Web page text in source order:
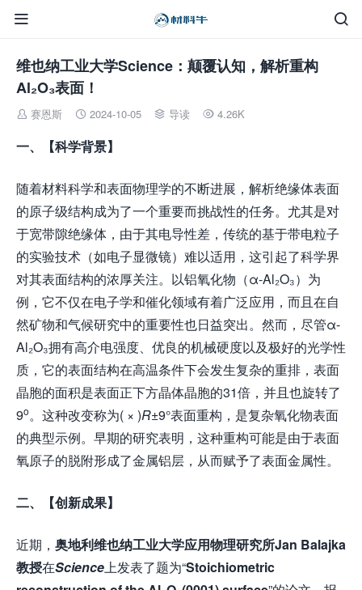


维也纳工业大学Science：颠覆认知，解析重构
Al₂O₃表面！
 赛恩斯  2024-10-05  导读  4.26K
一、【科学背景】
随着材料科学和表面物理学的不断进展，解析绝缘体表面
的原子级结构成为了一个重要而挑战性的任务。尤其是对
于宽带隙绝缘体，由于其电导性差，传统的基于带电粒子
的实验技术（如电子显微镜）难以适用，这引起了科学界
对其表面结构的浓厚关注。以铝氧化物（α-Al₂O₃）为
例，它不仅在电子学和催化领域有着广泛应用，而且在自
然矿物和气候研究中的重要性也日益突出。然而，尽管α-
Al₂O₃拥有高介电强度、优良的机械硬度以及极好的光学性
质，它的表面结构在高温条件下会发生复杂的重排，表面
晶胞的面积是表面正下方晶体晶胞的31倍，并且也旋转了
9o。这种改变称为( × )R±9°表面重构，是复杂氧化物表面
的典型示例。早期的研究表明，这种重构可能是由于表面
氧原子的脱附形成了金属铝层，从而赋予了表面金属性。
二、【创新成果】
近期， 奥地利维也纳工业大学应用物理研究所Jan Balajka
教授在Science上发表了题为“Stoichiometric